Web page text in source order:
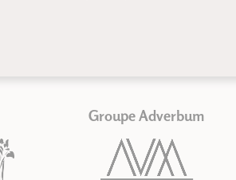
Groupe Adverbum